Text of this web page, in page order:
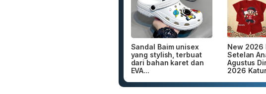
Sandal Baim unisex
yang stylish, terbuat
dari bahan karet dan
EVA...
New 2026
Setelan
Agustus
2026